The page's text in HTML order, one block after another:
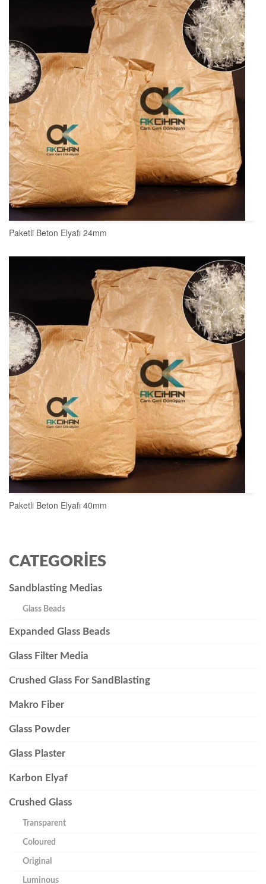
SEPETE EKLE
SEPETE EKLE
Paketli Beton Elyafı 24mm
Paketli Beton Elyafı 40mm
CATEGORIES
Sandblasting Medias
Glass Beads
Expanded Glass Beads
Glass Filter Media
Crushed Glass For SandBlasting
Makro Fiber
Glass Powder
Glass Plaster
Karbon Elyaf
Crushed Glass
Transparent
Coloured
Original
Luminous